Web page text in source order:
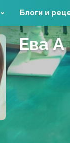
Ева А
Блоги и